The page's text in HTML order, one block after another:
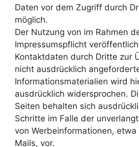
Daten vor dem Zugriff durch
möglich.
Der Nutzung von im Rahmen
Impressumspflicht
Kontaktdaten durch Dritte zur
nicht ausdrücklich
Informationsmaterialien wird
ausdrücklich widersprochen.
Seiten behalten sich
Schritte im Falle der
von Werbeinformationen,
Mails, vor.